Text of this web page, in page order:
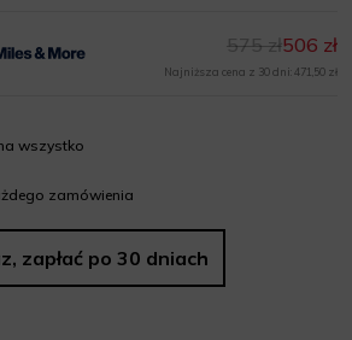
506 zł
575 zł
Najniższa cena z 30 dni: 471,50 zł
wszystko
zamówienia
zapłać po 30 dniach